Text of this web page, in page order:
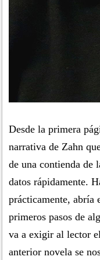
Desde la primera
narrativa de Zahn
de una contienda de
datos rápidamente.
prácticamente, abría
primeros pasos de
va a exigir al lector
anterior novela se